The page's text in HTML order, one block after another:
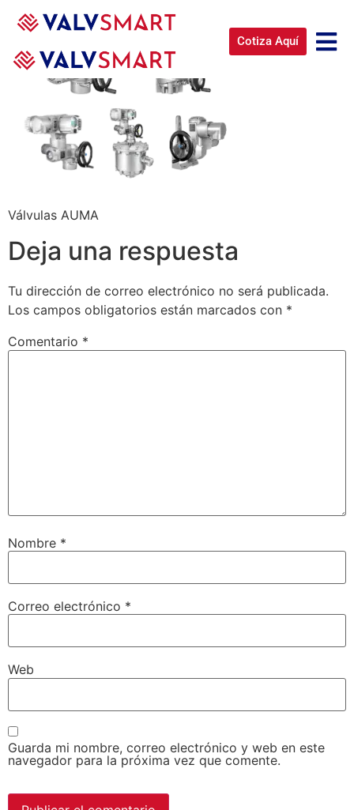
Cotiza Aquí
Válvulas AUMA
Deja una respuesta
Tu dirección de correo electrónico no será publicada.
Los campos obligatorios están marcados con *
Comentario *
Nombre *
Correo electrónico *
Web
Guarda mi nombre, correo electrónico y web en este
navegador para la próxima vez que comente.